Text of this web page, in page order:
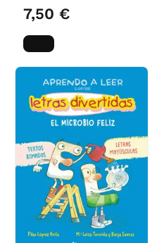
7,50 €